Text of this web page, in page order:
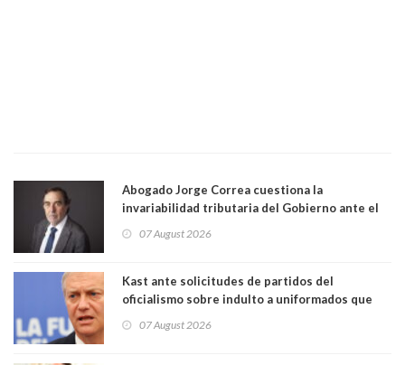
Abogado Jorge Correa cuestiona la
invariabilidad tributaria del Gobierno ante el
democracia” y "defendemos la alternancia en el
07 August 2026
Kast ante solicitudes de partidos del
oficialismo sobre indulto a uniformados que
07 August 2026